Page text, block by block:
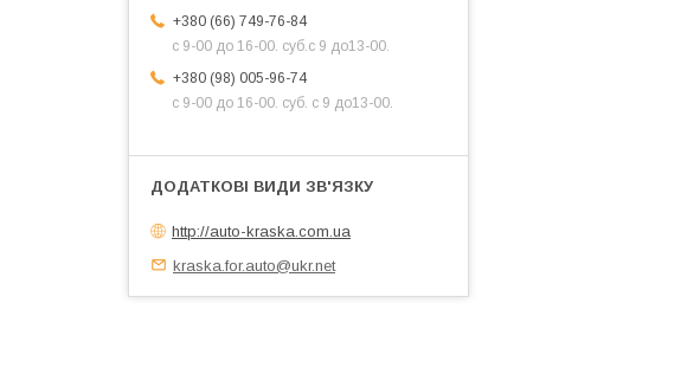
+380 (66) 749-76-84
с 9-00 до 16-00. суб.с 9 до13-00.
+380 (98) 005-96-74
с 9-00 до 16-00. суб. с 9 до13-00.
http://auto-kraska.com.ua
kraska.for.auto@ukr.net